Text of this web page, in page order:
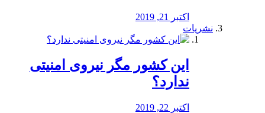
اکتبر 21, 2019
نشریات
این کشور مگر نیروی امنیتی
ندارد؟
اکتبر 22, 2019